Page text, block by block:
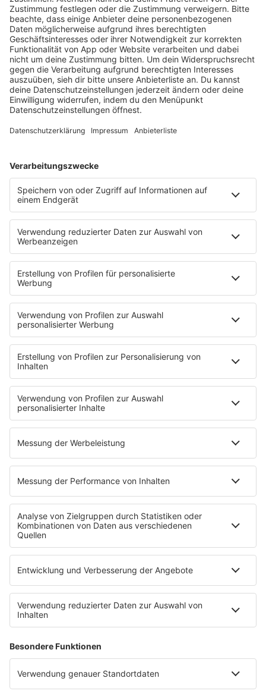
Programm
Livestreams
Playlist Breakdown
Programschedule
KISS NATION
Aktionen
Connect
Team
Musik-Tester werden!
Jobline
Streams
Podcasts
Mehr Streams
Service
Datenschutz
Impressum
Werbung buchen
Presse
Teilnahmebedingungen
Kontakt
Partner
Radioplayer
Eisbären
Berliner Rundfunk 91.4
94,3 RS2